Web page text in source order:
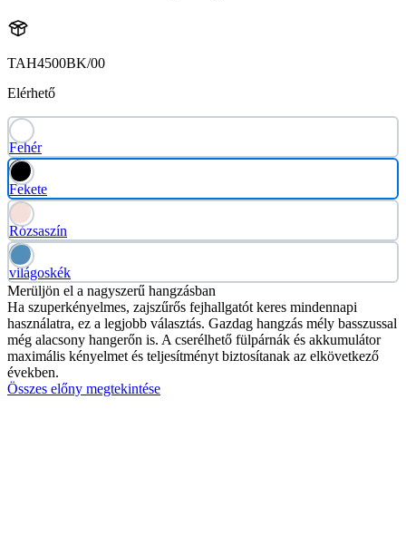
TAH4500BK/00
Elérhető
Fehér
Fekete
Rózsaszín
világoskék
Merüljön el a nagyszerű hangzásban
Ha szuperkényelmes, zajszűrős fejhallgatót keres mindennapi
használatra, ez a legjobb választás. Gazdag hangzás mély basszussal
még alacsony hangerőn is. A cserélhető fülpárnák és akkumulátor
maximális kényelmet és teljesítményt biztosítanak az elkövetkező
években.
Összes előny megtekintése